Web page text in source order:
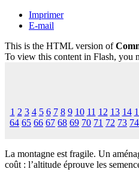
Imprimer
E-mail
This is the HTML version of
To view this content in Flash, you
1 2 3 4 5 6 7 8 9 10 11 12 13 14
64 65 66 67 68 69 70 71 72 73 74
La montagne est fragile. Un
coût : l’altitude éprouve les